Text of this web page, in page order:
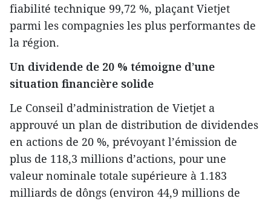
fiabilité technique 99,72 %, plaçant Vietjet
parmi les compagnies les plus performantes de
la région.
Un dividende de 20 % témoigne d’une
situation financière solide
Le Conseil d’administration de Vietjet a
approuvé un plan de distribution de dividendes
en actions de 20 %, prévoyant l’émission de
plus de 118,3 millions d’actions, pour une
valeur nominale totale supérieure à 1.183
milliards de dôngs (environ 44,9 millions de